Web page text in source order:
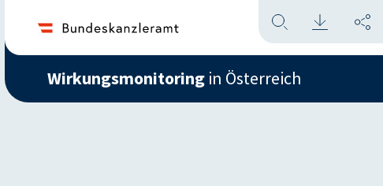
Wirkungsmonitoring in Österreich